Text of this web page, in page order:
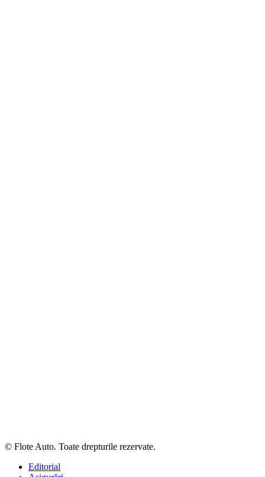
© Flote Auto. Toate drepturile rezervate.
Editorial